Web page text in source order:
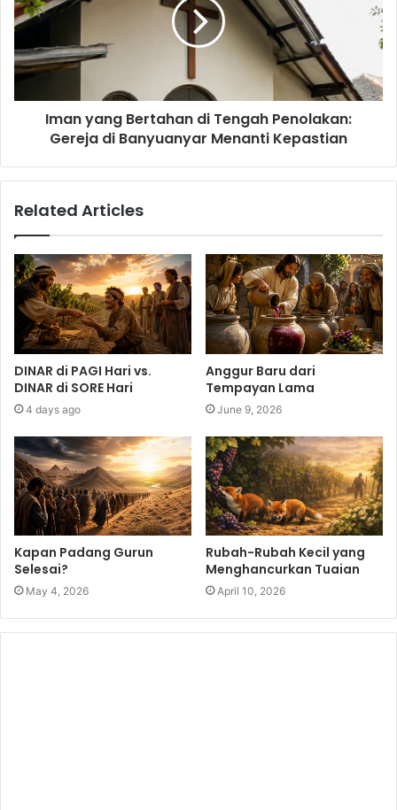
Iman yang Bertahan di Tengah Penolakan:
Gereja di Banyuanyar Menanti Kepastian
Related Articles
DINAR di PAGI Hari vs.
DINAR di SORE Hari
4 days ago
Anggur Baru dari
Tempayan Lama
June 9, 2026
Kapan Padang Gurun
Selesai?
May 4, 2026
Rubah-Rubah Kecil yang
Menghancurkan Tuaian
April 10, 2026